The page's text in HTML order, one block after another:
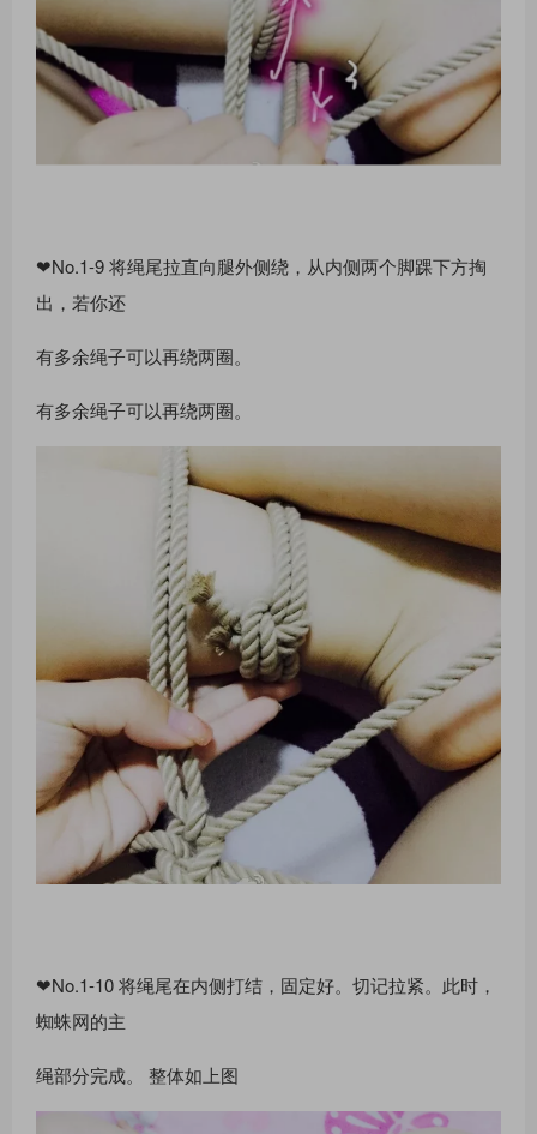
❤No.1-9 将绳尾拉直向腿外侧绕，从内侧两个脚踝下⽅掏
出，若你还
有多余绳⼦可以再绕两圈。
有多余绳⼦可以再绕两圈。
❤No.1-10 将绳尾在内侧打结，固定好。切记拉紧。此时，
蜘蛛⽹的主
绳部分完成。 整体如上图